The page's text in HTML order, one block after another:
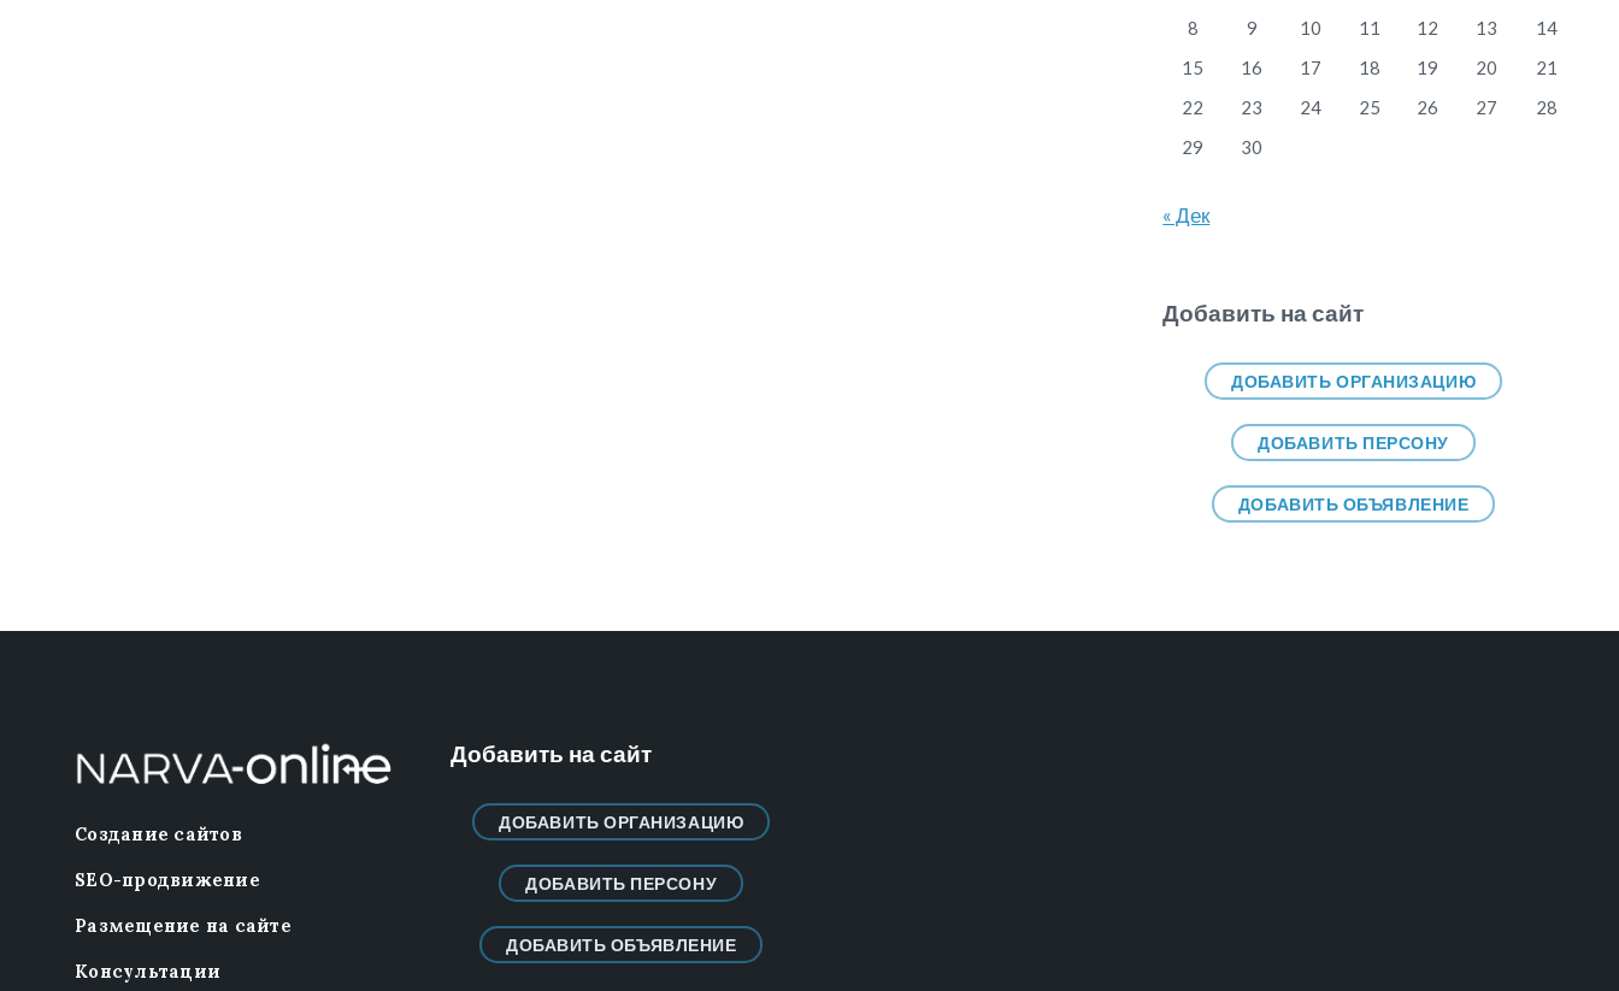
8
9 10 11 12 13
14
15
16 17 18 19 20
21
22
23 24 25 26 27
28
29
30
« Дек
Добавить на сайт
ДОБАВИТЬ ОРГАНИЗАЦИЮ
ДОБАВИТЬ ПЕРСОНУ
ДОБАВИТЬ ОБЪЯВЛЕНИЕ
Создание сайтов
SEO-продвижение
Размещение на сайте
Консультации
Добавить на сайт
ДОБАВИТЬ ОРГАНИЗАЦИЮ
ДОБАВИТЬ ПЕРСОНУ
ДОБАВИТЬ ОБЪЯВЛЕНИЕ